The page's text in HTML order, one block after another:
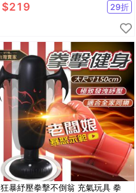
$219 29折
狂暴紓壓拳擊不倒翁 充氣玩具 拳